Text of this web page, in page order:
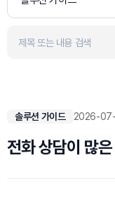
솔루션 가이드 2026-
전화 상담이 많